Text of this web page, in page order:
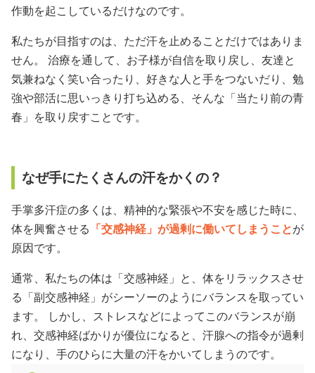
作動を起こしているだけなのです。
私たちが目指すのは、ただ汗を止めることだけではありま
せん。 治療を通して、お子様が自信を取り戻し、友達と
気兼ねなく笑い合ったり、好きな人と手をつないだり、勉
強や部活に思いっきり打ち込める、そんな「当たり前の青
春」を取り戻すことです。
なぜ手にたくさんの汗をかくの？
手掌多汗症の多くは、精神的な緊張や不安を感じた時に、
体を興奮させる
「交感神経」が過剰に働いてしまうことが
原因です。
通常、私たちの体は「交感神経」と、体をリラックスさせ
る「副交感神経」がシーソーのようにバランスを取ってい
ます。 しかし、ストレスなどによってこのバランスが崩
れ、交感神経ばかりが優位になると、汗腺への指令が過剰
になり、手のひらに大量の汗をかいてしまうのです。